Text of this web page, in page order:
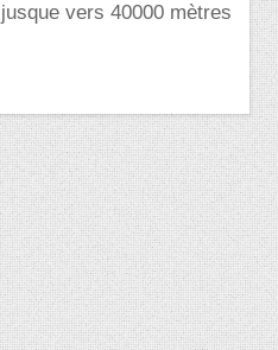
vers 40000 mètres